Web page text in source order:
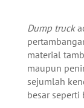
Dump truck
material
maupun
sejumlah
besar seperti